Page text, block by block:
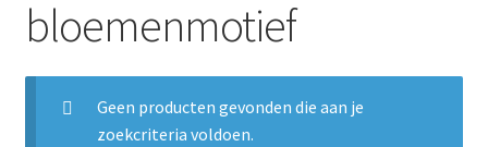
bloemenmotief
Geen producten gevonden die aan je
zoekcriteria voldoen.